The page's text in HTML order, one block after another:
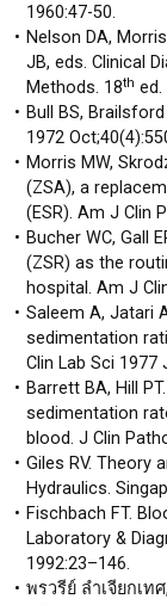
1960:47-50.
Nelson DA,
JB, eds. Clinical
Methods. 18th ed.
Bull BS,
1972
Morris MW,
(ZSA), a
(ESR). Am J Clin
Bucher WC, Gall
(ZSR) as the
hospital. Am J
Saleem A, Jatari
sedimentation
Clin Lab Sci 1977
Barrett BA, Hill
sedimentation
blood. J Clin
Giles RV. Theory
Hydraulics.
Fischbach FT.
Laboratory &
1992:23–146.
พรวรีย์ ลำเจียกเ